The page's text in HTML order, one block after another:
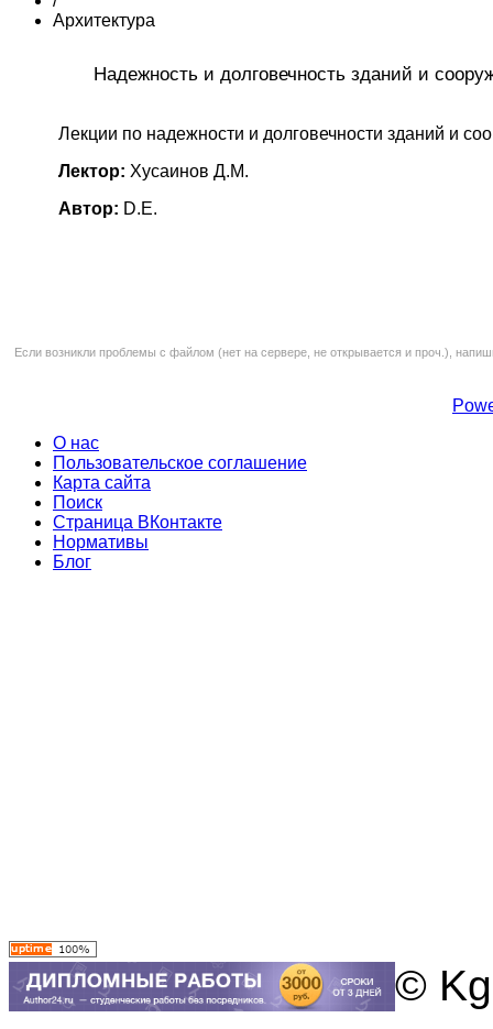
Архитектура
Надежность и долговечность зданий и
Лекции по надежности и долговечности зданий и
Лектор: Хусаинов Д.М.
Автор: D.E.
Если возникли проблемы с файлом (нет на сервере, не открывается и проч.),
О нас
Пользовательское соглашение
Карта сайта
Поиск
Страница ВКонтакте
Нормативы
Блог
©